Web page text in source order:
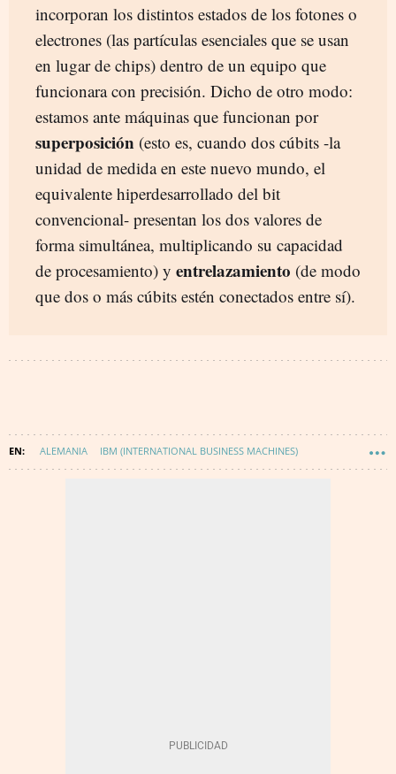
incorporan los distintos estados de los fotones o
electrones (las partículas esenciales que se usan
en lugar de chips) dentro de un equipo que
funcionara con precisión. Dicho de otro modo:
estamos ante máquinas que funcionan por
superposición (esto es, cuando dos cúbits -la
unidad de medida en este nuevo mundo, el
equivalente hiperdesarrollado del bit
convencional- presentan los dos valores de
forma simultánea, multiplicando su capacidad
de procesamiento) y entrelazamiento (de modo
que dos o más cúbits estén conectados entre sí).
ALEMANIA IBM (INTERNATIONAL BUSINESS MACHINES)